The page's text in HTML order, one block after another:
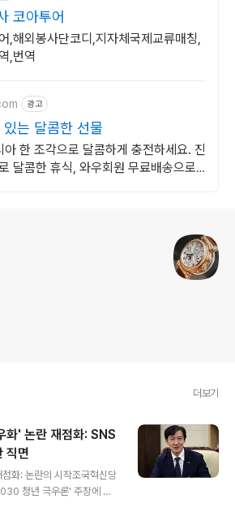
코아투어
,해외봉사단코디,지자체국제교류매칭,
,번역
광고
는 달콤한 선물
한 조각으로 달콤하게 충전하세요. 진
달콤한 휴식, 와우회원 무료배송으로
더보기
' 논란 재점화: SNS
직면
화: 논란의 시작조국혁신당
청년 극우론' 주장에 이